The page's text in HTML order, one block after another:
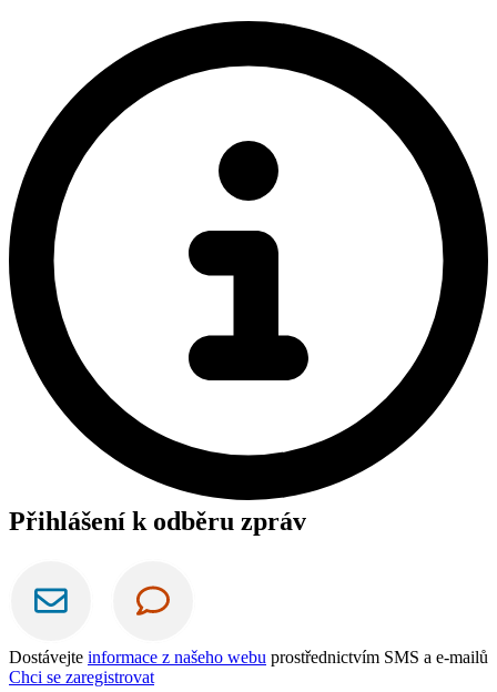
Přihlášení k odběru zpráv
Dostávejte informace z našeho webu prostřednictvím SMS a e-mailů
Chci se zaregistrovat